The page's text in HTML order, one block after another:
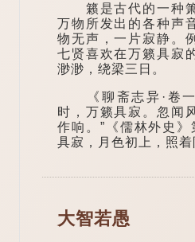
籁是古代的一种箫
万物所发出的各种声
物无声，一片寂静。
七贤喜欢在万籁具寂
渺渺，绕梁三日。
《聊斋志异·卷一
时，万籁具寂。忽闻
作响。”《儒林外史
具寂，月色初上，照
大智若愚